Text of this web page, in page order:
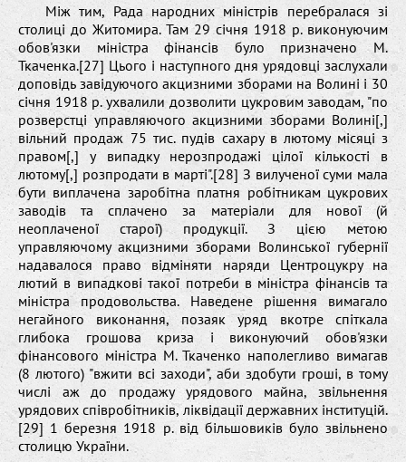
Між тим, Рада народних міністрів перебралася зі
столиці до Житомира. Там 29 січня 1918 р. виконуючим
обов'язки міністра фінансів було призначено М.
Ткаченка.[27] Цього і наступного дня урядовці заслухали
доповідь завідуючого акцизними зборами на Волині і 30
січня 1918 р. ухвалили дозволити цукровим заводам, "по
розверстці управляючого акцизними зборами Волині[,]
вільний продаж 75 тис. пудів cахару в лютому місяці з
правом[,] у випадку нерозпродажі цілої кількості в
лютому[,] розпродати в марті".[28] З вилученої суми мала
бути виплачена заробітна платня робітникам цукрових
заводів та сплачено за матеріали для нової (й
неоплаченої старої) продукції. З цією метою
управляючому акцизними зборами Волинської губернії
надавалося право відміняти наряди Центроцукру на
лютий в випадкові такої потреби в міністра фінансів та
міністра продовольства. Наведене рішення вимагало
негайного виконання, позаяк уряд вкотре спіткала
глибока грошова криза і виконуючий обов'язки
фінансового міністра М. Ткаченко наполегливо вимагав
(8 лютого) "вжити всі заходи", аби здобути гроші, в тому
числі аж до продажу урядового майна, звільнення
урядових співробітників, ліквідації державних інституцій.
[29] 1 березня 1918 р. від більшовиків було звільнено
столицю України.